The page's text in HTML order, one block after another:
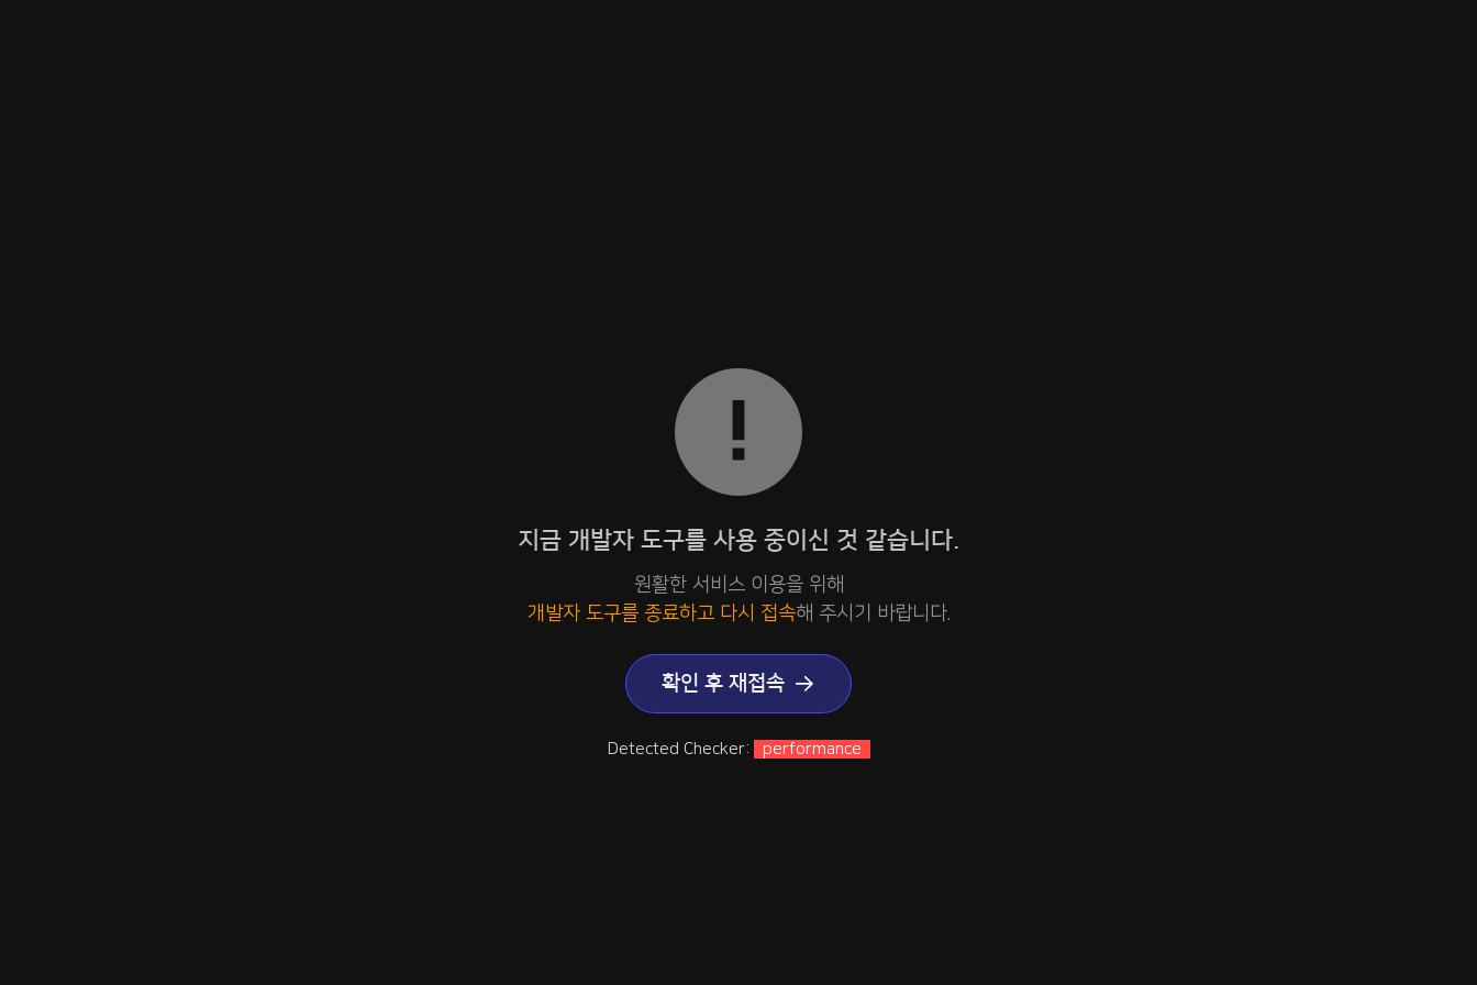
지금 개발자 도구를 사용 중이신 것 같습니다.
원활한 서비스 이용을 위해
개발자 도구를 종료하고 다시 접속해 주시기 바랍니다.
확인 후 재접속
Detected Checker: performance